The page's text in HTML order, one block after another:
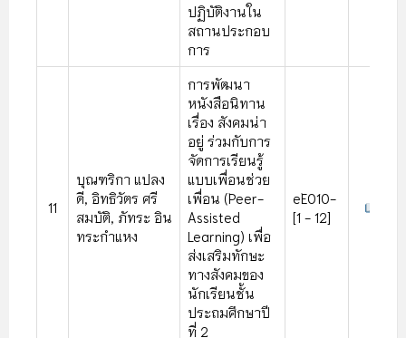
ปฏิบัติงานใน
สถานประกอบ
การ
11
บุณฑริกา แปลง
ดี, อิทธิวัตร ศรี
สมบัติ, ภัทระ อิน
ทระกําแหง
การพัฒนา
หนังสือนิทาน
เรื่อง สังคมน่า
อยู่ ร่วมกับการ
จัดการเรียนรู้
แบบเพื่อนช่วย
เพื่อน (Peer-
Assisted
Learning) เพื่อ
ส่งเสริมทักษะ
ทางสังคมของ
นักเรียนชั้น
ประถมศึกษาปี
ที่ 2
eE010-
[1 - 12]